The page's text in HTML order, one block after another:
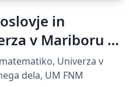
in
v Mariboru -
dela Univerza v
dela, UM FNM